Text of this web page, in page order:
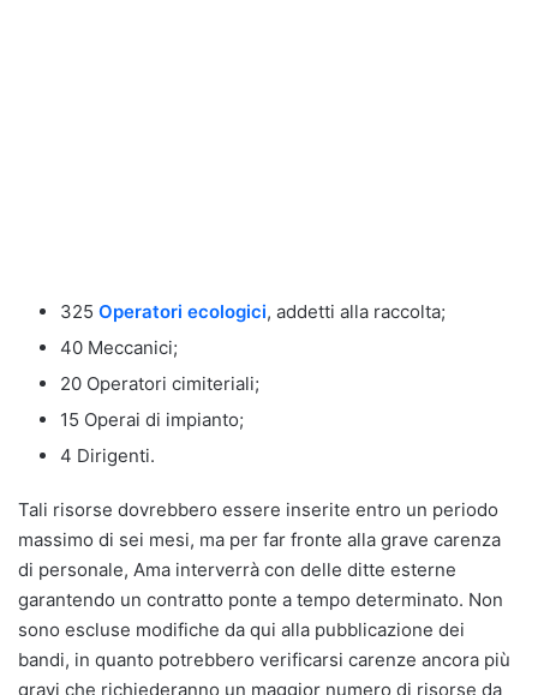
325 Operatori ecologici, addetti alla raccolta;
40 Meccanici;
20 Operatori cimiteriali;
15 Operai di impianto;
4 Dirigenti.
Tali risorse dovrebbero essere inserite entro un periodo
massimo di sei mesi, ma per far fronte alla grave carenza
di personale, Ama interverrà con delle ditte esterne
garantendo un contratto ponte a tempo determinato. Non
sono escluse modifiche da qui alla pubblicazione dei
bandi, in quanto potrebbero verificarsi carenze ancora più
gravi che richiederanno un maggior numero di risorse da